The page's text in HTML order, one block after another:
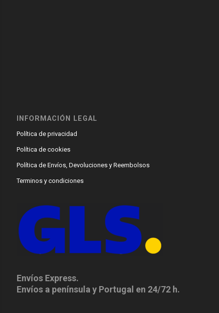
INFORMACIÓN LEGAL
Política de privacidad
Política de cookies
Política de Envíos, Devoluciones y Reembolsos
Terminos y condiciones
Envíos Express.
Envíos a península y Portugal en 24/72 h.